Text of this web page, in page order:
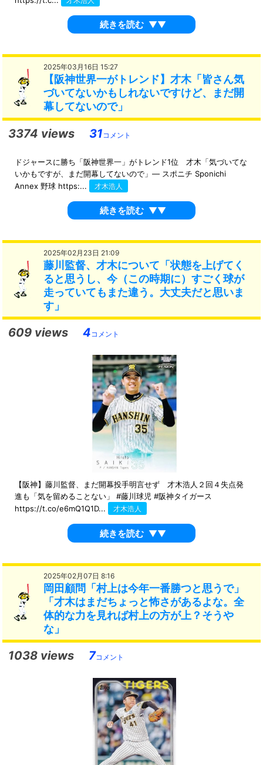
続きを読む ▼▼
2025年03月16日 15:27
【阪神世界一がトレンド】才木「皆さん気
づいてないかもしれないですけど、まだ開
幕してないので」
3374 views 31 コメント
ドジャースに勝ち「阪神世界一」がトレンド1位 才木「気づいてな
いかもですが、まだ開幕してないので」― スポニチ Sponichi
Annex 野球 https:...
才木浩人
続きを読む ▼▼
2025年02月23日 21:09
藤川監督、才木について「状態を上げてく
ると思うし、今（この時期に）すごく球が
走っていてもまた違う。大丈夫だと思いま
す」
609 views 4コメント
【阪神】藤川監督、まだ開幕投手明言せず 才木浩人２回４失点発
進も「気を留めることない」 #藤川球児 #阪神タイガース
https://t.co/e6mQ1Q1D...
才木浩人
続きを読む ▼▼
2025年02月07日 8:16
岡田顧問「村上は今年一番勝つと思うで」
「才木はまだちょっと怖さがあるよな。全
体的な力を見れば村上の方が上？そうや
な」
1038 views 7コメント